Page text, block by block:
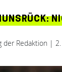
der Redaktion |